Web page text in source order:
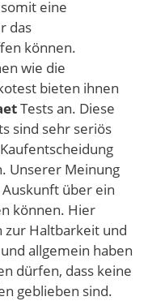
eine
das
können.
wie die
bieten ihnen
Tests an. Diese
sind sehr seriös
Unserer Meinung
über ein
können. Hier
zur Haltbarkeit und
allgemein haben
dürfen, dass keine
geblieben sind.